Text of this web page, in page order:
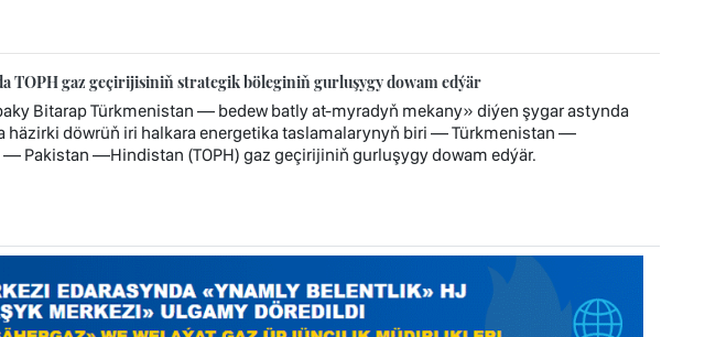
TOPH gaz geçirijisiniň strategik böleginiň gurluşygy dowam edýär
Bitarap Türkmenistan — bedew batly at-myradyň mekany» diýen şygar astynda
häzirki döwrüň iri halkara energetika taslamalarynyň biri — Türkmenistan —
— Pakistan —Hindistan (TOPH) gaz geçirijiniň gurluşygy dowam edýär.